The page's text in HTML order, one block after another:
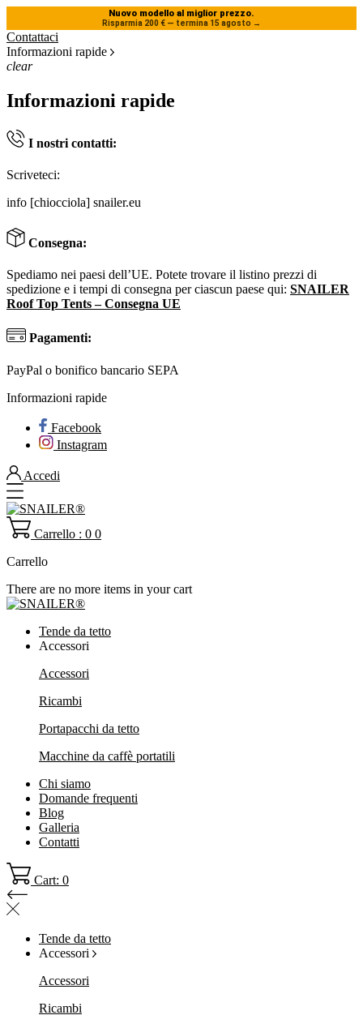
Nuovo modello al miglior prezzo.
Risparmia 200 € — termina 15 agosto →
Contattaci
Informazioni rapide
clear
Informazioni rapide
I nostri contatti:
Scriveteci:
info [chiocciola] snailer.eu
Consegna:
Spediamo nei paesi dell’UE. Potete trovare il listino prezzi di
spedizione e i tempi di consegna per ciascun paese qui: SNAILER
Roof Top Tents – Consegna UE
Pagamenti:
PayPal o bonifico bancario SEPA
Informazioni rapide
Facebook
Instagram
Accedi
Carrello : 0 0
Carrello
There are no more items in your cart
Tende da tetto
Accessori
Accessori
Ricambi
Portapacchi da tetto
Macchine da caffè portatili
Chi siamo
Domande frequenti
Blog
Galleria
Contatti
Cart: 0
Tende da tetto
Accessori
Accessori
Ricambi